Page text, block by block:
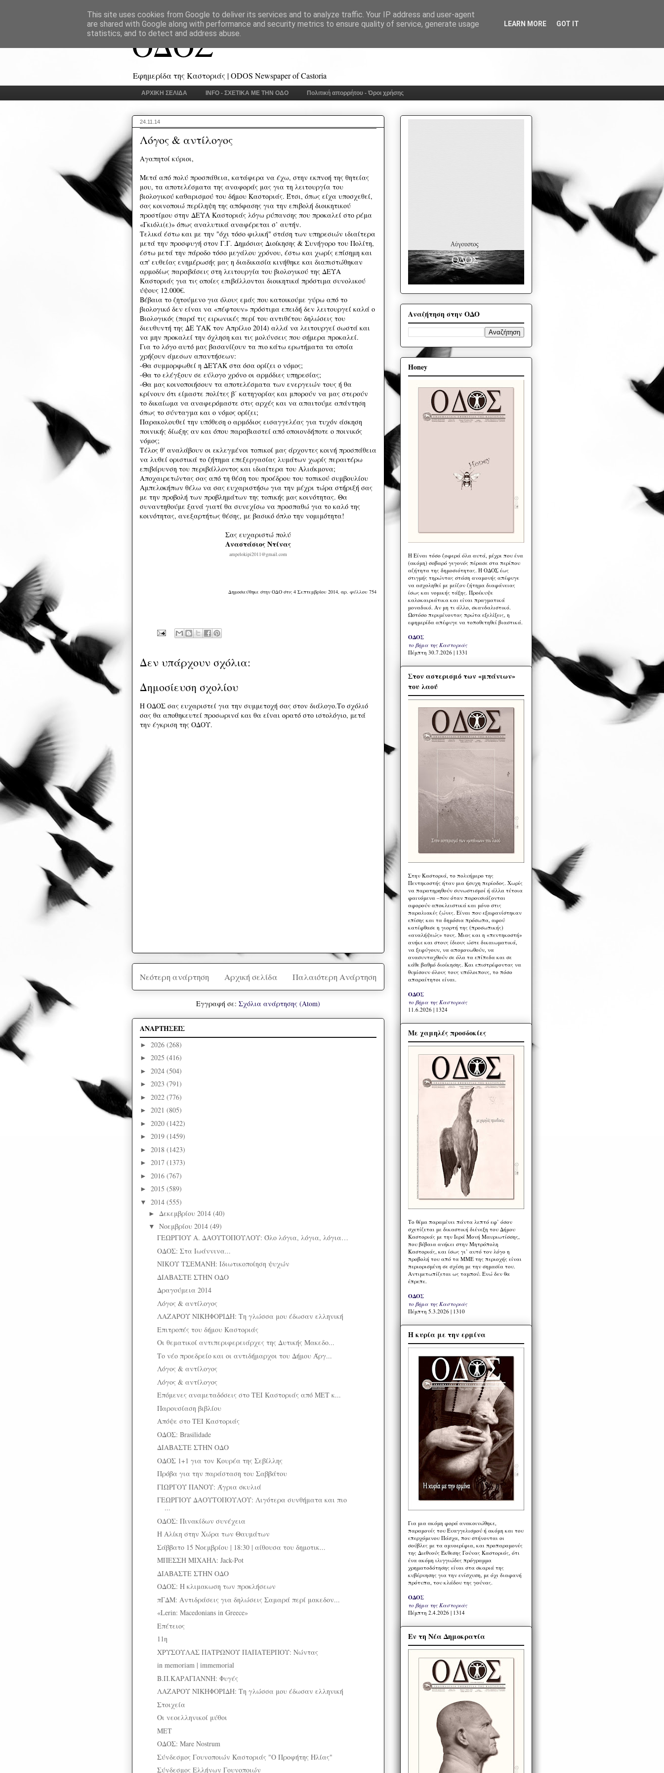
ΟΔΟΣ
Εφημερίδα της Καστοριάς | ODOS Newspaper of Castoria
ΑΡΧΙΚΗ ΣΕΛΙΔΑ INFO - ΣΧΕΤΙΚΑ ΜΕ ΤΗΝ ΟΔΟ Πολιτική απορρήτου - Όροι χρήσης
24.11.14
Λόγος & αντίλογος
Αγαπητοί κύριοι,
Μετά από πολύ προσπάθεια, κατάφερα να έχω, στην εκπνοή της θητείας
μου, τα αποτελέσματα της αναφοράς μας για τη λειτουργία του
βιολογικού καθαρισμού του δήμου Καστοριάς. Έτσι, όπως είχα υποσχεθεί,
σας κοινοποιώ περίληψη της απόφασης για την επιβολή διοικητικού
προστίμου στην ΔΕΥΑ Καστοριάς λόγω ρύπανσης που προκαλεί στο ρέμα
«Γκιόλι(ε)» όπως αναλυτικά αναφέρεται σ’ αυτήν.
Τελικά έστω και με την "όχι τόσο φιλική" στάση των υπηρεσιών ιδιαίτερα
μετά την προσφυγή στον Γ.Γ. Δημόσιας Διοίκησης & Συνήγορο του Πολίτη,
έστω μετά την πάροδο τόσο μεγάλου χρόνου, έστω και χωρίς επίσημη και
απ' ευθείας ενημέρωσής μας η διαδικασία κινήθηκε και διαπιστώθηκαν
αρμοδίως παραβάσεις στη λειτουργία του βιολογικού της ΔΕΥΑ
Καστοριάς για τις οποίες επιβάλλονται διοικητικά πρόστιμα συνολικού
ύψους 12.000€.
Βέβαια το ζητούμενο για όλους εμάς που κατοικούμε γύρω από το
βιολογικό δεν είναι να «πέφτουν» πρόστιμα επειδή δεν λειτουργεί καλά ο
Βιολογικός (παρά τις ειρωνικές περί του αντιθέτου δηλώσεις του
διευθυντή της ΔΕ ΥΑΚ τον Απρίλιο 2014) αλλά να λειτουργεί σωστά και
να μην προκαλεί την όχληση και τις μολύνσεις που σήμερα προκαλεί.
Για το λόγο αυτό μας βασανίζουν τα πιο κάτω ερωτήματα τα οποία
χρήζουν άμεσων απαντήσεων:
-Θα συμμορφωθεί η ΔΕΥΑΚ στα όσα ορίζει ο νόμος;
-Θα το ελέγξουν σε εύλογο χρόνο οι αρμόδιες υπηρεσίας;
-Θα μας κοινοποιήσουν τα αποτελέσματα των ενεργειών τους ή θα
κρίνουν ότι είμαστε πολίτες β΄ κατηγορίας και μπορούν να μας στερούν
το δικαίωμα να αναφερόμαστε στις αρχές και να απαιτούμε απάντηση
όπως το σύνταγμα και ο νόμος ορίζει;
Παρακολουθεί την υπόθεση ο αρμόδιος εισαγγελέας για τυχόν άσκηση
ποινικής δίωξης αν και όπου παραβιαστεί από οποιονδήποτε ο ποινικός
νόμος;
Τέλος θ' αναλάβουν οι εκλεγμένοι τοπικοί μας άρχοντες κοινή προσπάθεια
να λυθεί οριστικά το ζήτημα επεξεργασίας λυμάτων χωρίς περαιτέρω
επιβάρυνση του περιβάλλοντος και ιδιαίτερα του Αλιάκμονα;
Αποχαιρετώντας σας από τη θέση του προέδρου του τοπικού συμβουλίου
Αμπελοκήπων θέλω να σας ευχαριστήσω για την μέχρι τώρα στήριξή σας
με την προβολή των προβλημάτων της τοπικής μας κοινότητας. Θα
συναντηθούμε ξανά γιατί θα συνεχίσω να προσπαθώ για το καλό της
κοινότητας, ανεξαρτήτως θέσης, με βασικό όπλο την νομιμότητα!
Σας ευχαριστώ πολύ
Αναστάσιος Ντίνας
ampelokipi2011@gmail.com
Δημοσιεύθηκε στην ΟΔΟ στις 4 Σεπτεμβρίου 2014, αρ. φύλλου 754
Δεν υπάρχουν σχόλια:
Δημοσίευση σχολίου
Η ΟΔΟΣ σας ευχαριστεί για την συμμετοχή σας στον διάλογο.Το σχόλιό
σας θα αποθηκευτεί προσωρινά και θα είναι ορατό στο ιστολόγιο, μετά
την έγκριση της ΟΔΟΥ.
Νεότερη ανάρτηση Παλαιότερη Ανάρτηση
Αρχική σελίδα
Εγγραφή σε: Σχόλια ανάρτησης (Atom)
ΑΝΑΡΤΗΣΕΙΣ
► 2026 (268)
► 2025 (416)
► 2024 (504)
► 2023 (791)
► 2022 (776)
► 2021 (805)
► 2020 (1422)
► 2019 (1459)
► 2018 (1423)
► 2017 (1373)
► 2016 (767)
► 2015 (589)
▼ 2014 (555)
► Δεκεμβρίου 2014 (40)
▼ Νοεμβρίου 2014 (49)
ΓΕΩΡΓΙΟΥ Α. ΔΑΟΥΤΟΠΟΥΛΟΥ: Όλο λόγια, λόγια, λόγια…
ΟΔΟΣ: Στα Ιωάννινα...
ΝΙΚΟΥ ΤΣΕΜΑΝΗ: Ιδιωτικοποίηση ψυχών
ΔΙΑΒΑΣΤΕ ΣΤΗΝ ΟΔΟ
Δραγούμεια 2014
Λόγος & αντίλογος
ΛΑΖΑΡΟΥ ΝΙΚΗΦΟΡΙΔΗ: Τη γλώσσα μου έδωσαν ελληνική
Επιτροπές του δήμου Καστοριάς
Οι θεματικοί αντιπεριφερειάρχες της Δυτικής Μακεδο...
Το νέο προεδρείο και οι αντιδήμαρχοι του Δήμου Άργ...
Λόγος & αντίλογος
Λόγος & αντίλογος
Επόμενες αναμεταδόσεις στο ΤΕΙ Καστοριάς από ΜΕΤ κ...
Παρουσίαση βιβλίου
Απόψε στο ΤΕΙ Καστοριάς
ΟΔΟΣ: Brasilidade
ΔΙΑΒΑΣΤΕ ΣΤΗΝ ΟΔΟ
ΟΔΟΣ 1+1 για τον Kουρέα της Σεβίλλης
Πρόβα για την παράσταση του Σαββάτου
ΓΙΩΡΓΟΥ ΠΑΝΟΥ: Άγρια σκυλιά
ΓΕΩΡΓΙΟΥ ΔΑΟΥΤΟΠΟΥΛΟΥ: Λιγότερα συνθήματα και πιο
...
ΟΔΟΣ: Πινακίδων συνέχεια
H Αλίκη στην Χώρα των Θαυμάτων
Σάββατο 15 Νοεμβρίου | 18:30 | αίθουσα του δημοτικ...
ΜΠΕΣΣΗ ΜΙΧΑΗΛ: Jack-Pot
ΔΙΑΒΑΣΤΕ ΣΤΗΝ ΟΔΟ
ΟΔΟΣ: Η κλιμακωση των προκλήσεων
πΓΔΜ: Αντιδράσεις για δηλώσεις Σαμαρά περί μακεδον...
«Lerin: Macedonians in Greece»
Επέτειος
11η
ΧΡΥΣΟΥΛΑΣ ΠΑΤΡΩΝΟΥ ΠΑΠΑΤΕΡΠΟΥ: Νώντας
in memoriam | immemorial
Β.Π.ΚΑΡΑΓΙΑΝΝΗ: Φυγές
ΛΑΖΑΡΟΥ ΝΙΚΗΦΟΡΙΔΗ: Τη γλώσσα μου έδωσαν ελληνική
Στοιχεία
Οι νεοελληνικοί μύθοι
MET
ΟΔΟΣ: Μare Nostrum
Σύνδεσμος Γουνοποιών Καστοριάς "Ο Προφήτης Ηλίας"
Σύνδεσμος Ελλήνων Γουνοποιών
Αναζήτηση στην ΟΔΟ
Honey
Η Eίναι τόσο ζοφερά όλα αυτά, μέχρι που ένα
(ακόμη) σοβαρό γεγονός πέρασε στα περίπου
αζήτητα της δημοσιότητας. Η ΟΔΟΣ έως
στιγμής τηρώντας στάση αναμονής απέφυγε
να ασχοληθεί με μείζον ζήτημα διαφάνειας
ίσως και νομικής τάξης. Προέκυψε
καλοκαιριάτικα και είναι πραγματικά
μοναδικό. Αν μη τι άλλο, σκανδαλιστικό.
Ωστόσο περιμένοντας πρώτα εξελίξεις, η
εφημερίδα απέφυγε να τοποθετηθεί βιαστικά.
ΟΔΟΣ
το βήμα της Καστοριάς
Πέμπτη 30.7.2026 | 1331
Στον αστερισμό των «μπάνιων»
του λαού
Στην Καστοριά, το πολυήμερο της
Πεντηκοστής ήταν μια ήσυχη περίοδος. Χωρίς
να παρατηρηθούν συνωστισμοί ή άλλα τέτοια
φαινόμενα –που όταν παρουσιάζονται
αφορούν αποκλειστικά και μόνο στις
παραλιακές ζώνες. Είναι που εξαφανίστηκαν
επίσης και τα δημόσια πρόσωπα, αφού
κατέφθασε η γιορτή της (προσωπικής)
«αναλήψεώς» τους. Μιας και η «πεντηκοστή»
ανήκε και στους ίδιους ώστε δικαιωματικά,
να ξεφύγουν, να απομονωθούν, να
ανασυνταχθούν σε όλα τα επίπεδα και σε
κάθε βαθμό διοίκησης. Και επιστρέφοντας να
θυμίσουν όλους τους υπόλοιπους, το πόσο
απαραίτητοι είναι.
ΟΔΟΣ
το βήμα της Καστοριάς
11.6.2026 | 1324
Με χαμηλές προσδοκίες
Το θέμα παραμένει πάντα λεπτό εφ’ όσον
σχετίζεται με δικαστική διένεξη του Δήμου
Καστοριάς με την Ιερά Μονή Μαυριωτίσσης,
που βέβαια ανήκει στην Μητρόπολη
Καστοριάς, και ίσως γι’ αυτό τον λόγο η
προβολή του από τα ΜΜΕ της περιοχής είναι
περιορισμένη σε σχέση με την σημασία του.
Αντιμετωπίζεται ως ταμπού. Ενώ δεν θα
έπρεπε.
ΟΔΟΣ
το βήμα της Καστοριάς
Πέμπτη 5.3.2026 | 1310
Η κυρία με την ερμίνα
Για μια ακόμη φορά ανακοινώθηκε,
παραμονές του Ευαγγελισμού ή ακόμη και του
επερχόμενου Πάσχα, που στήνονται οι
σούβλες με τα αμνοερίφια, και προπαραμονές
της Διεθνούς Έκθεσης Γούνας Καστοριάς, ότι
ένα ακόμη ιλιγγιώδες πρόγραμμα
χρηματοδότησης είναι στα σκαριά της
κυβέρνησης για την ενίσχυση, με όχι διαφανή
πρότυπα, του κλάδου της γούνας.
ΟΔΟΣ
το βήμα της Καστοριάς
Πέμπτη 2.4.2026 | 1314
Εν τη Νέα Δημοκρατία
This site uses cookies from Google to deliver its services and to analyze traffic. Your IP address and user-agent
are shared with Google along with performance and security metrics to ensure quality of service, generate usage
statistics, and to detect and address abuse.
LEARN MORE GOT IT